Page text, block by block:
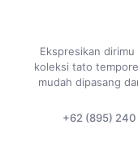
Ekspresikan
koleksi tato
mudah dipasang
+62 (895) 240